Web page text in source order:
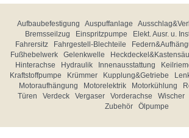
Aufbaubefestigung Auspuffanlage
Bremsseilzug
Einspritzpumpe Elekt. Ausr. u.
Fahrersitz
Fahrgestell-Blechteile
Fußhebelwerk
Gelenkwelle
Hinterachse
Hydraulik Innenausstattung
Kraftstoffpumpe
Krümmer Kupplung&Getriebe
Motoraufhängung
Motorelektrik Motorkühlung
Türen
Verdeck Vergaser Vorderachse Wischer
Zubehör
Ölpumpe